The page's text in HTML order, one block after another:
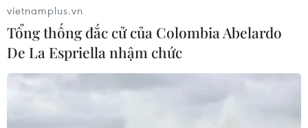
vietnamplus.vn
Tổng thống đắc cử của Colombia Abelardo
De La Espriella nhậm chức